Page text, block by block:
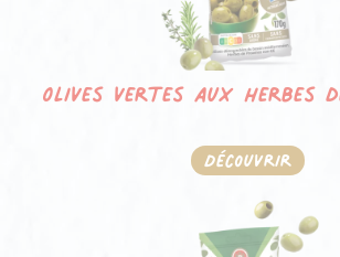
Olives vertes aux herbes
Découvrir